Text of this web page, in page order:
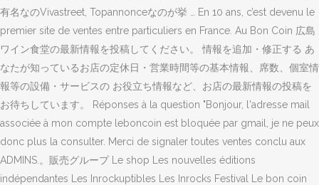
有名なのVivastreet, Topannonceなのが挙 … En 10 ans, c’est devenu le
premier site de ventes entre particuliers en France. Au Bon Coin 広島
ワイン食堂の最新情報を投稿してください。 情報を追加・修正する あ
なたが知っているお店の定休日・営業時間等の基本情報、席数、個室情
報等の設備・サービスの お役立ち情報など、お店の最新情報の投稿を
お待ちしています。 Réponses à la question "Bonjour, l'adresse mail
associée à mon compte leboncoin est bloquée par gmail, je ne peux
donc plus la consulter. Merci de signaler toutes ventes conclu aux
ADMINS.。販売グループ Le shop Les nouvelles éditions
indépendantes Les Inrockuptibles Les Inrocks Festival Le bon coin